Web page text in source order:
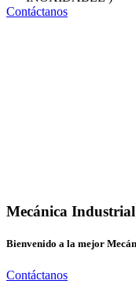
Contáctanos
Mecánica
Bienvenido a la mejor
Contáctanos